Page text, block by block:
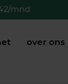
mnd
over ons